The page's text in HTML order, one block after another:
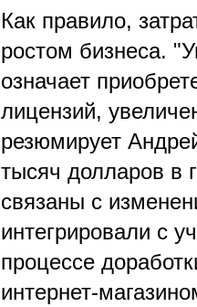
Как правило,
ростом бизнеса.
означает
лицензий,
резюмирует
тысяч долларов в
связаны с
интегрировали с
процессе
интернет-